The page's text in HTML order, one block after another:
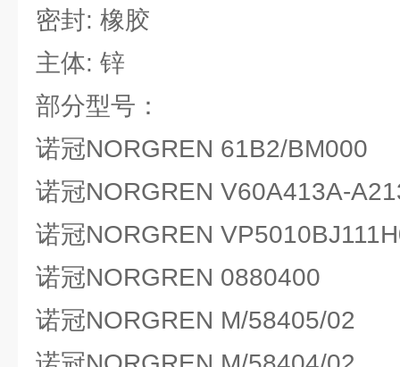
密封: 橡胶
主体: 锌
部分型号：
诺冠NORGREN 61B2/BM000
诺冠NORGREN V60A413A-
诺冠NORGREN
诺冠NORGREN 0880400
诺冠NORGREN M/58405/02